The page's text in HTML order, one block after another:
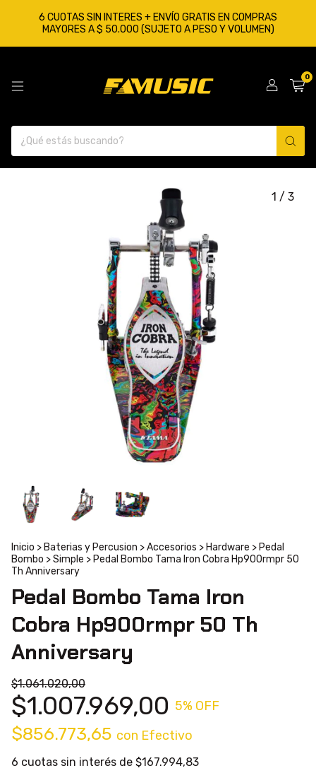
6 CUOTAS SIN INTERES + ENVÍO GRATIS EN COMPRAS
MAYORES A $ 50.000 (SUJETO A PESO Y VOLUMEN)
0
1 / 3
Inicio > Baterias y Percusion >Accesorios > Hardware > Pedal
Bombo >Simple > Pedal Bombo Tama Iron Cobra Hp900rmpr 50
Th Anniversary
Pedal Bombo Tama Iron
Cobra Hp900rmpr 50 Th
Anniversary
$1.061.020,00
$1.007.969,00 5% OFF
$856.773,65 con Efectivo
6 cuotas sin interés de $167.994,83